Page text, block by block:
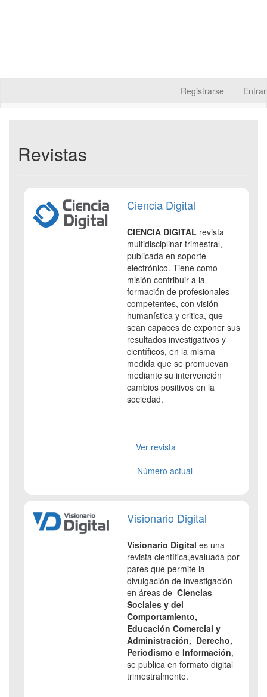
al
página
principal
Barra
lateral
Registrarse Entrar
Revistas
Ciencia Digital
CIENCIA DIGITAL revista
multidisciplinar trimestral,
publicada en soporte
electrónico. Tiene como
misión contribuir a la
formación de profesionales
competentes, con visión
humanística y critica, que
sean capaces de exponer sus
resultados investigativos y
científicos, en la misma
medida que se promuevan
mediante su intervención
cambios positivos en la
sociedad.
Ver revista
Número actual
Visionario Digital
Visionario Digital es una
revista científica,evaluada por
pares que permite la
divulgación de investigación
en áreas de Ciencias
Sociales y del
Comportamiento,
Educación Comercial y
Administración, Derecho,
Periodismo e Información,
se publica en formato digital
trimestralmente.